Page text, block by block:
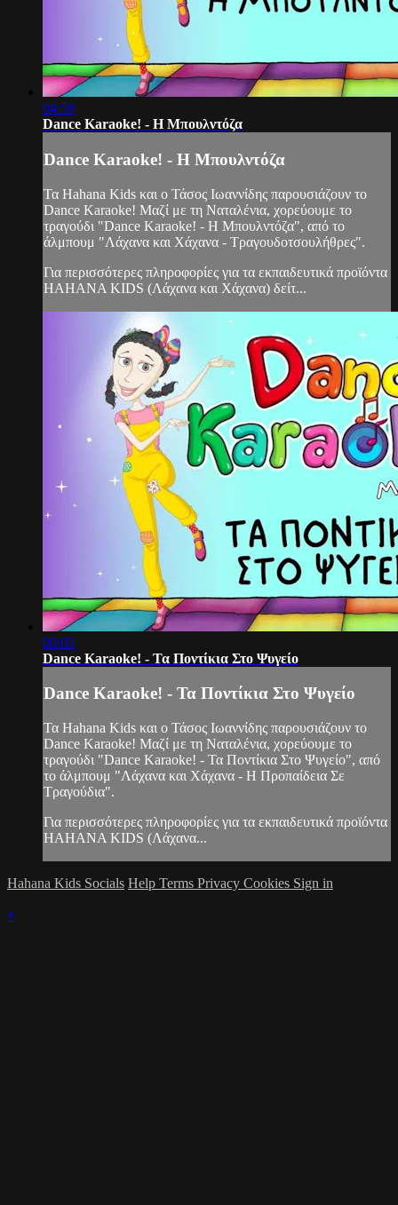
04:58
Dance Karaoke! - Η Μπουλντόζα
Dance Karaoke! - Η Μπουλντόζα
Τα Hahana Kids και ο Τάσος Ιωαννίδης παρουσιάζουν το
Dance Karaoke! Μαζί με τη Ναταλένια, χορεύουμε το
τραγούδι "Dance Karaoke! - Η Μπουλντόζα", από το
άλμπουμ "Λάχανα και Χάχανα - Τραγουδοτσουλήθρες".
Για περισσότερες πληροφορίες για τα εκπαιδευτικά προϊόντα
HAHANA KIDS (Λάχανα και Χάχανα) δείτ...
00:05
Dance Karaoke! - Τα Ποντίκια Στο Ψυγείο
Dance Karaoke! - Τα Ποντίκια Στο Ψυγείο
Τα Hahana Kids και ο Τάσος Ιωαννίδης παρουσιάζουν το
Dance Karaoke! Μαζί με τη Ναταλένια, χορεύουμε το
τραγούδι "Dance Karaoke! - Τα Ποντίκια Στο Ψυγείο", από
το άλμπουμ "Λάχανα και Χάχανα - Η Προπαίδεια Σε
Τραγούδια".
Για περισσότερες πληροφορίες για τα εκπαιδευτικά προϊόντα
HAHANA KIDS (Λάχανα...
Hahana Kids Socials Help Terms Privacy Cookies Sign in
×